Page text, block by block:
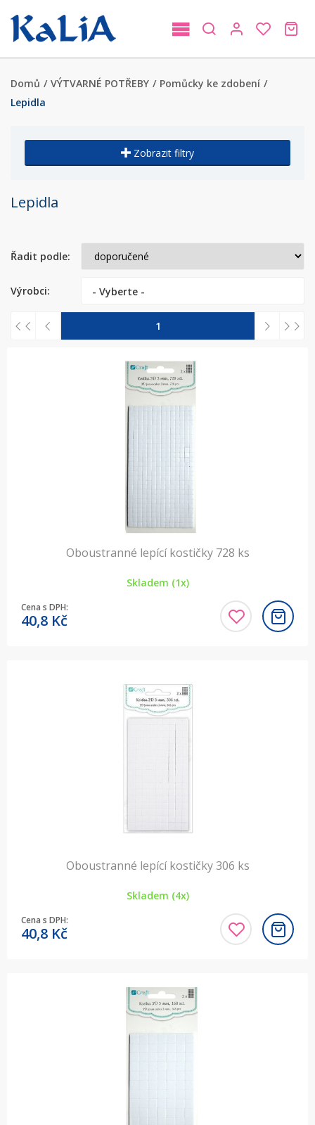
Domů / VÝTVARNÉ POTŘEBY / Pomůcky ke zdobení /
Lepidla
Lepidla
Řadit podle:
Výrobci: - Vyberte -
1
Oboustranné lepící kostičky 728 ks
Skladem (1x)
Cena s DPH:
40,8 Kč
Oboustranné lepící kostičky 306 ks
Skladem (4x)
Cena s DPH:
40,8 Kč
Zobrazit filtry